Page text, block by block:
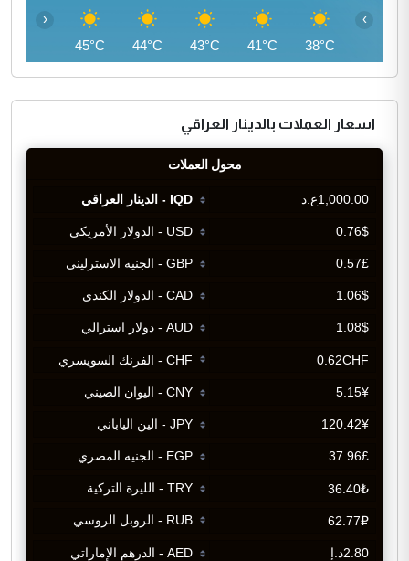
38°C
41°C
43°C
44°C
45°C
‹ ›
اسعار العملات بالدينار العراقي